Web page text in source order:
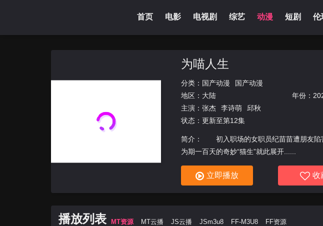
首页 电影 电视剧 综艺 动漫 短剧 伦
为喵人生
分类： 国产动漫
国产动漫
地区： 大陆 年份：
主演： 张杰 李诗萌
邱秋
状态：更新至第12集
简介： 初入职场的女职员纪苗苗遭朋友陷
为期一百天的奇妙“猫生”就此展开......
立即播放 收
播放列表 MT资源 MT云播 JS云播 JSm3u8 FF-M3U8 FF资源